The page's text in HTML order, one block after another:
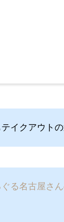
イクアウト
ぐる名古屋さ